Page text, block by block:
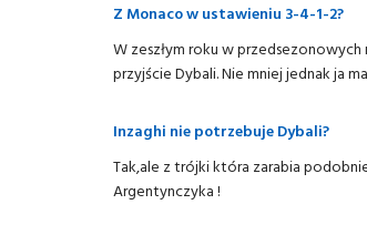
Z Monaco w ustawieniu 3-4-1-2?
W zeszłym roku w
przyjście Dybali. Nie mniej jednak ja
Inzaghi nie potrzebuje Dybali?
Tak,ale z trójki która zarabia
Argentynczyka !